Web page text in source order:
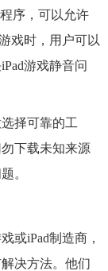
序，可以允许
戏时，用户可以
游戏静音问
择可靠的工
下载未知来源
。
或iPad制造商，
决方法。他们